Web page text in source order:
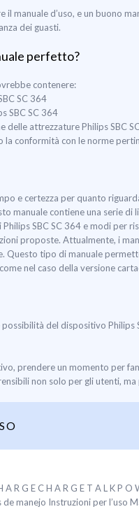
manuale d’uso, e un buono
dei guasti.
perfetto?
contenere:
SC 364
SBC SC 364
delle attrezzature Philips SBC
la conformità con le norme
e certezza per quanto
manuale contiene una serie
SBC SC 364 e modi per
proposte. Attualmente, i
Questo tipo di manuale
nel caso della versione
del dispositivo
prendere un momento per
non solo per gli utenti,
A R G E C H A R G E T A L K P
manejo Instruzioni per l’uso